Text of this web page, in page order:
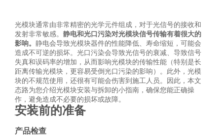
光模块通常由非常精密的光学元件组成，对于光信号的接收和
发射非常敏感。 静电和光口污染对光模块信号传输有着很大的
影响。 静电会导致光模块器件的性能降低、寿命缩短，可能会
造成不可逆的损坏。光口污染会导致光信号的衰减、导致信号
失真和误码率的增加，从而影响光模块的传输性能（特别是长
距离传输光模块，更容易受倒光口污染的影响）。此外，光模
块的不规范使用，还很有可能会伤害到施工人员。因此，本文
态路为您介绍光模块安装与拆卸的小指南，确保您能正确操
作，避免造成不必要的损坏或故障。
安装前的准备
产品检查